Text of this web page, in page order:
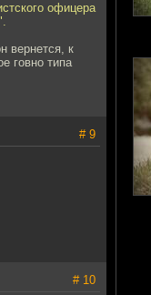
офицера
вернется, к
говно типа
# 9
# 10